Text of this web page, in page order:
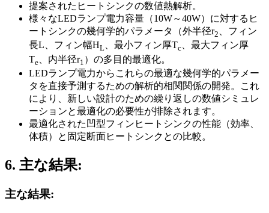
提案されたヒートシンクの数値熱解析。
様々なLEDランプ電力容量（10W～40W）に対するヒ
ートシンクの幾何学的パラメータ（外半径r2
、フィン
長L、フィン幅HL 、最小フィン厚Tc 、最大フィン厚
Te 、内半径r1 ）の多目的最適化。
LEDランプ電力からこれらの最適な幾何学的パラメー
タを直接予測するための解析的相関関係の開発。これ
により、新しい設計のための繰り返しの数値シミュレ
ーションと最適化の必要性が排除されます。
最適化された凹型フィンヒートシンクの性能（効率、
体積）と固定断面ヒートシンクとの比較。
6. 主な結果:
主な結果: